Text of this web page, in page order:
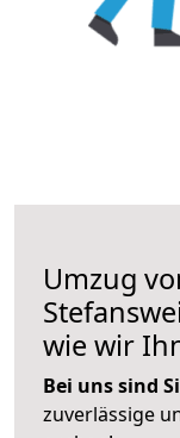
Umzug
wie wir
Bei uns sind
zuverlässige